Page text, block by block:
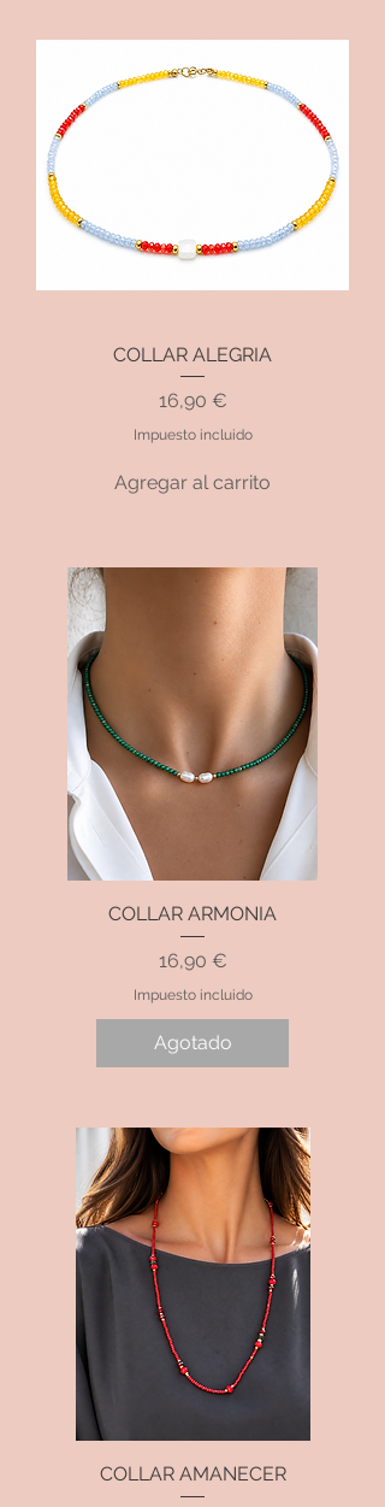
COLLAR ALEGRIA
Precio
16,90 €
Impuesto incluido
Agregar al carrito
COLLAR ARMONIA
Precio
16,90 €
Impuesto incluido
Agotado
COLLAR AMANECER